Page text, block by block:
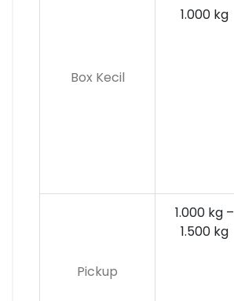
Box Kecil
1.000 kg
Pickup
1.000 kg –
1.500 kg